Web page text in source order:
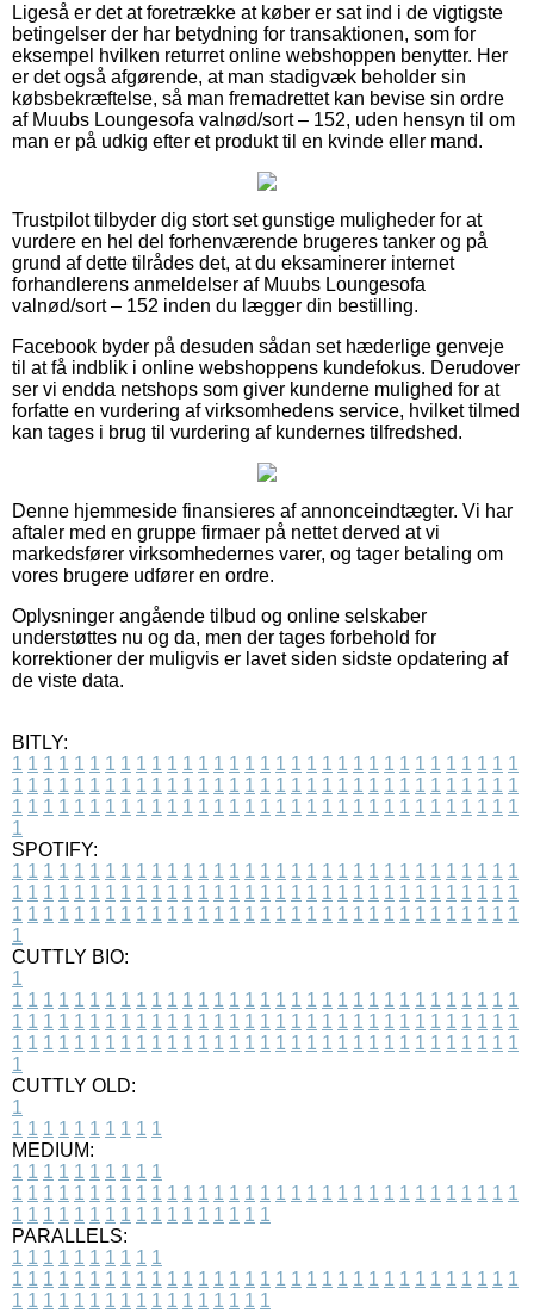
Ligeså er det at foretrække at køber er sat ind i de vigtigste
betingelser der har betydning for transaktionen, som for
eksempel hvilken returret online webshoppen benytter. Her
er det også afgørende, at man stadigvæk beholder sin
købsbekræftelse, så man fremadrettet kan bevise sin ordre
af Muubs Loungesofa valnød/sort – 152, uden hensyn til om
man er på udkig efter et produkt til en kvinde eller mand.
Trustpilot tilbyder dig stort set gunstige muligheder for at
vurdere en hel del forhenværende brugeres tanker og på
grund af dette tilrådes det, at du eksaminerer internet
forhandlerens anmeldelser af Muubs Loungesofa
valnød/sort – 152 inden du lægger din bestilling.
Facebook byder på desuden sådan set hæderlige genveje
til at få indblik i online webshoppens kundefokus. Derudover
ser vi endda netshops som giver kunderne mulighed for at
forfatte en vurdering af virksomhedens service, hvilket tilmed
kan tages i brug til vurdering af kundernes tilfredshed.
Denne hjemmeside finansieres af annonceindtægter. Vi har
aftaler med en gruppe firmaer på nettet derved at vi
markedsfører virksomhedernes varer, og tager betaling om
vores brugere udfører en ordre.
Oplysninger angående tilbud og online selskaber
understøttes nu og da, men der tages forbehold for
korrektioner der muligvis er lavet siden sidste opdatering af
de viste data.
BITLY:
1 1 1 1 1 1 1 1 1 1 1 1 1 1 1 1 1 1 1 1 1 1 1 1 1 1 1 1 1 1 1 1 1
1 1 1 1 1 1 1 1 1 1 1 1 1 1 1 1 1 1 1 1 1 1 1 1 1 1 1 1 1 1 1 1 1
1 1 1 1 1 1 1 1 1 1 1 1 1 1 1 1 1 1 1 1 1 1 1 1 1 1 1 1 1 1 1 1 1
1
SPOTIFY:
1 1 1 1 1 1 1 1 1 1 1 1 1 1 1 1 1 1 1 1 1 1 1 1 1 1 1 1 1 1 1 1 1
1 1 1 1 1 1 1 1 1 1 1 1 1 1 1 1 1 1 1 1 1 1 1 1 1 1 1 1 1 1 1 1 1
1 1 1 1 1 1 1 1 1 1 1 1 1 1 1 1 1 1 1 1 1 1 1 1 1 1 1 1 1 1 1 1 1
1
CUTTLY BIO:
1
1 1 1 1 1 1 1 1 1 1 1 1 1 1 1 1 1 1 1 1 1 1 1 1 1 1 1 1 1 1 1 1 1
1 1 1 1 1 1 1 1 1 1 1 1 1 1 1 1 1 1 1 1 1 1 1 1 1 1 1 1 1 1 1 1 1
1 1 1 1 1 1 1 1 1 1 1 1 1 1 1 1 1 1 1 1 1 1 1 1 1 1 1 1 1 1 1 1 1
1
CUTTLY OLD:
1
1 1 1 1 1 1 1 1 1 1
MEDIUM:
1 1 1 1 1 1 1 1 1 1
1 1 1 1 1 1 1 1 1 1 1 1 1 1 1 1 1 1 1 1 1 1 1 1 1 1 1 1 1 1 1 1 1
1 1 1 1 1 1 1 1 1 1 1 1 1 1 1 1 1
PARALLELS:
1 1 1 1 1 1 1 1 1 1
1 1 1 1 1 1 1 1 1 1 1 1 1 1 1 1 1 1 1 1 1 1 1 1 1 1 1 1 1 1 1 1 1
1 1 1 1 1 1 1 1 1 1 1 1 1 1 1 1 1